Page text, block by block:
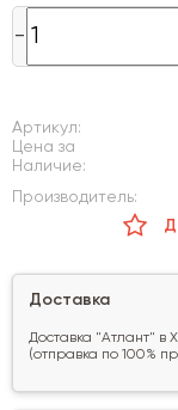
Артикул:
Цена за
Наличие:
Производитель:
Доставка
Доставка "Атлант" в
(отправка по 100%